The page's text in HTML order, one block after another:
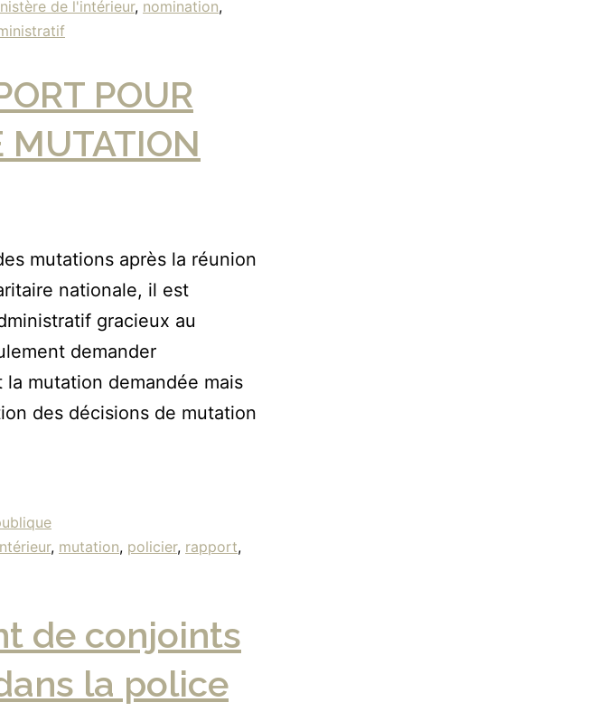
de l'intérieur, nomination,
POUR
MUTATION
mutations après la réunion
nationale, il est
gracieux au
demander
la mutation demandée mais
des décisions de mutation
, mutation, policier, rapport,
de conjoints
la police